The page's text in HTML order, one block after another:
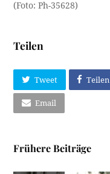
(Foto: Ph-35628)
Teilen
Tweet Teilen
Email
Frühere Beiträge